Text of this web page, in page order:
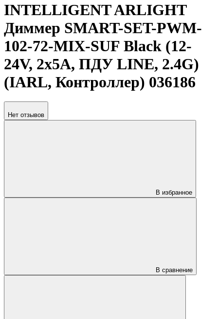
INTELLIGENT ARLIGHT
Диммер SMART-SET-PWM-
102-72-MIX-SUF Black (12-
24V, 2x5A, ПДУ LINE, 2.4G)
(IARL, Контроллер) 036186
Нет отзывов
В избранное
В сравнение